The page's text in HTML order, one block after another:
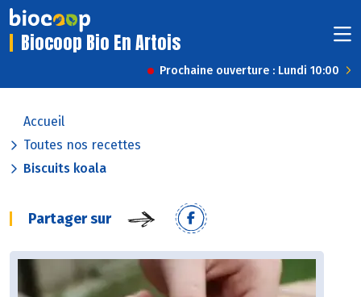
Biocoop Bio En Artois
Prochaine ouverture : Lundi 10:00
Accueil
Toutes nos recettes
Biscuits koala
Partager sur